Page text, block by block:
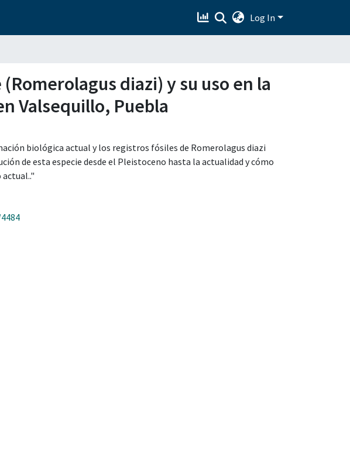
Log In
diazi) y su uso en la
Valsequillo, Puebla
biológica actual y los registros fósiles de Romerolagus diazi
de esta especie desde el Pleistoceno hasta la actualidad y cómo